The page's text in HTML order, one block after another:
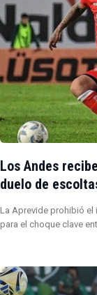
Los Andes
duelo de
La Aprevide prohibió
para el choque clave